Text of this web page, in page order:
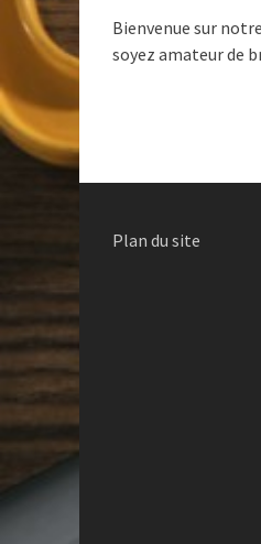
Bienvenue sur
soyez amateur de
Plan du site